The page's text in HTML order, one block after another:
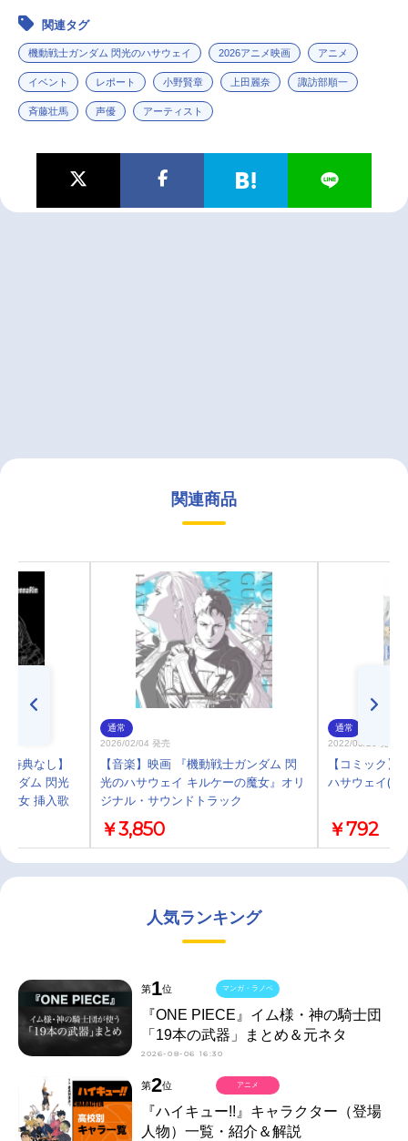
関連タグ
機動戦士ガンダム 閃光のハサウェイ 2026アニメ映画 アニメ
イベント レポート 小野賢章 上田麗奈 諏訪部順一
斉藤壮馬 声優 アーティスト
関連商品
特典なし】
ンダム 閃光
魔女 挿入歌
通常
2026/02/04 発売
【音楽】映画 『機動戦士ガンダム 閃
光のハサウェイ キルケーの魔女』オリ
ジナル・サウンドトラック
￥3,850
通常
2022/03/26 発売
【コミック】
ハサウェイ(2)
￥792
人気ランキング
第1位
『ONE PIECE』イム様・神の騎士団
「19本の武器」まとめ＆元ネタ
2026-08-06 16:30
マンガ・ラノベ
第2位
『ハイキュー!!』キャラクター（登場
人物）一覧・紹介＆解説
アニメ